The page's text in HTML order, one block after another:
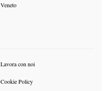
Veneto
Lavora con noi
Cookie Policy